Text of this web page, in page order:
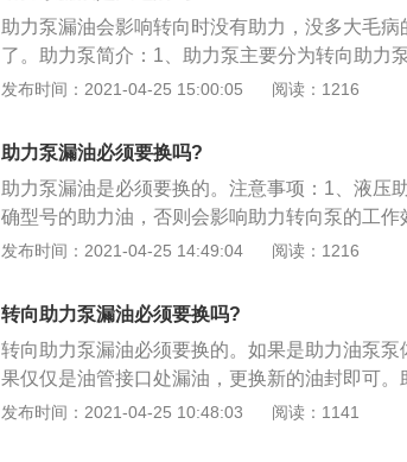
助力泵漏油会影响转向时没有助力，没多大毛
了。助力泵简介：1、助力泵主要分为转向助力
力泵作为汽车转向的动力源，是转向系统的“心
隔成两部份，一部份与大气相通，另一部份通过
发布时间：2021-04-25 15:00:05 阅读：1216
助力泵漏油必须要换吗?
助力泵漏油是必须要换的。注意事项：1、液压
确型号的助力油，否则会影响助力转向泵的工
助力油的使用情况，使用的助力油必须保持清洁
要立即满负荷工作，至少应空载运转10分钟时间
工作状态再行车；4、操纵汽车转向时留意观察
无冲击或噪音，助力油路有无渗漏现象，以便及
发布时间：2021-04-25 14:49:04 阅读：1216
转向助力泵漏油必须要换吗?
转向助力泵漏油必须要换的。如果是助力油泵
果仅仅是油管接口处漏油，更换新的油封即可
都会造成助力泵异响，需及时进行配件的更换，
发布时间：2021-04-25 10:48:03 阅读：1141